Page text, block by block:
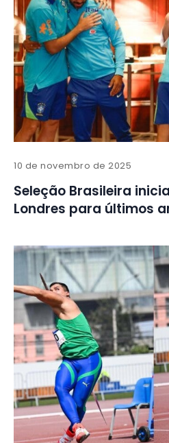
10 de novembro de 2025
Seleção Brasileira
Londres para últimos